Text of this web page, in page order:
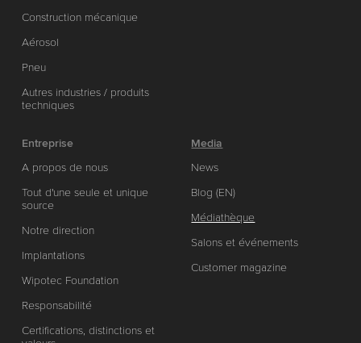
Construction mécanique
Aérosol
Pneu
Autres industries / produits
techniques
Entreprise
A propos de nous
Tout d'une seule et unique
source
Notre direction
Implantations
Wipotec Foundation
Responsabilité
Certifications, distinctions et
Media
News
Blog (EN)
Médiathèque
Salons et événements
Customer magazine